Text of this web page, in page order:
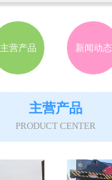
主营产品 新闻动态
主营产品
PRODUCT CENTER